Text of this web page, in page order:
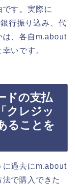
す。実際に
行振り込み、代
は、各自m.about
いです。
ドの支払
クレジッ
ることを
に過去にm.about
で購入できた